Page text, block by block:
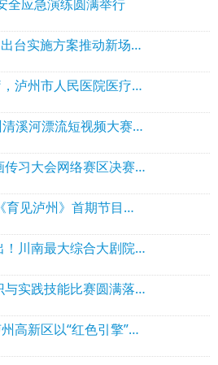
全应急演练圆满举行
5大板块20个赛道丨泸州出台实施方案推动新场景大规模应用
“一院一策”破题基层医疗，泸州市人民医院医疗集团迈出关键一步
10000元现金大奖！泸州清溪河漂流短视频大赛来啦，速看~
恭喜！第五届青少年书画传习大会网络赛区决赛在泸县收官，这些选手获奖
线上观众超15万人次！《育见泸州》首期节目解锁泸州萌娃成长新密码！
阎维文、石倚洁领衔演出！川南最大综合大剧院落地泸州
泸州市首届中药传统知识与实践技能比赛圆满落幕
党建“链”动产业兴——泸州高新区以“红色引擎”驱动高质量发展纪实